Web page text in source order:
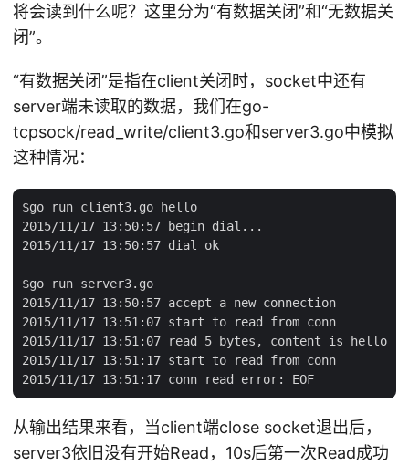
将会读到什么呢？这里分为“有数据关闭”和“无数据关
闭”。
“有数据关闭”是指在client关闭时，socket中还有
server端未读取的数据，我们在go-
tcpsock/read_write/client3.go和server3.go中模拟
这种情况：
$go run client3.go hello
2015/11/17 13:50:57 begin dial...
2015/11/17 13:50:57 dial ok
$go run server3.go
2015/11/17 13:50:57 accept a new connection
2015/11/17 13:51:07 start to read from conn
2015/11/17 13:51:07 read 5 bytes, content is hello
2015/11/17 13:51:17 start to read from conn
从输出结果来看，当client端close socket退出后，
server3依旧没有开始Read，10s后第一次Read成功